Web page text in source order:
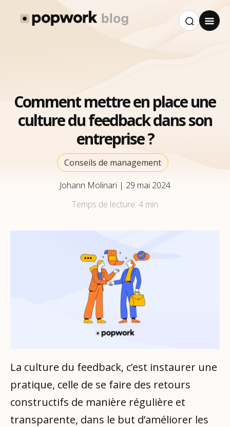
Comment mettre en place une
culture du feedback dans son
entreprise ?
Conseils de management
Johann Molinari | 29 mai 2024
Temps de lecture: 4 min
La culture du feedback, c’est instaurer une
pratique, celle de se faire des retours
constructifs de manière régulière et
transparente, dans le but d’améliorer les